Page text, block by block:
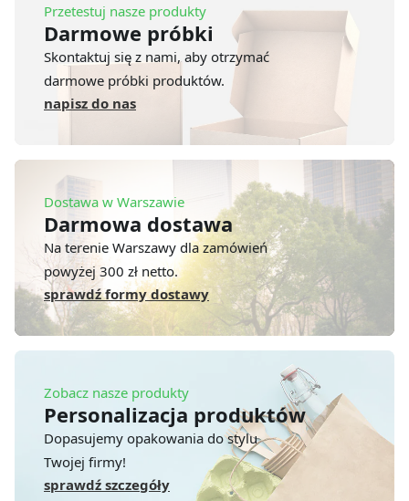
Przetestuj nasze produkty
Darmowe próbki
Skontaktuj się z nami, aby otrzymać
darmowe próbki produktów.
napisz do nas
Dostawa w Warszawie
Darmowa dostawa
Na terenie Warszawy dla zamówień
powyżej 300 zł netto.
sprawdź formy dostawy
Zobacz nasze produkty
Personalizacja produktów
Dopasujemy opakowania do stylu
Twojej firmy!
sprawdź szczegóły